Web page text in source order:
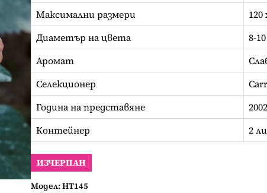
Максимални размери
120
Диаметър на цвета
8-
Аромат
Селекционер
Година на представяне
2002
Контейнер
2
ИЗЧЕРПАН
Модел:HT145